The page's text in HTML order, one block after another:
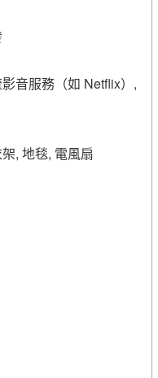
音服務（如 Netflix）,
, 地毯, 電風扇